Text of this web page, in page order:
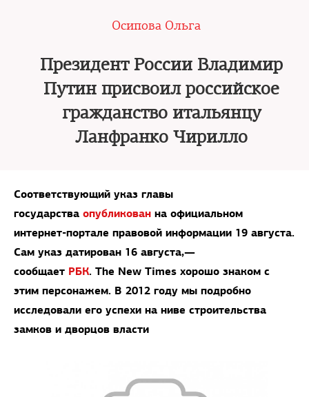
Осипова Ольга
Президент России Владимир
Путин присвоил российское
гражданство итальянцу
Ланфранко Чирилло
Соответствующий указ главы
государства опубликован на официальном
интернет-портале правовой информации 19 августа.
Сам указ датирован 16 августа,—
сообщает РБК. The New Times хорошо знаком с
этим персонажем. В 2012 году мы подробно
исследовали его успехи на ниве строительства
замков и дворцов власти